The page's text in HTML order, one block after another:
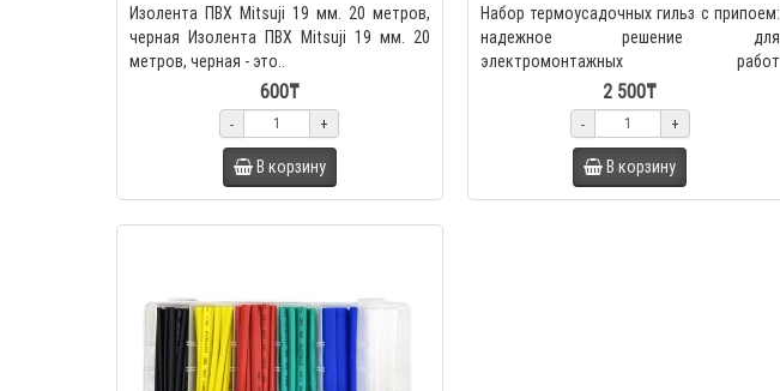
Изолента ПВХ Mitsuji 19 мм. 20 метров,
черная Изолента ПВХ Mitsuji 19 мм. 20
метров, черная - это..
600₸
- +
В корзину
Набор термоусадочных гильз с припоем:
надежное решение для
электромонтажных работ
Термоусадочные ..2 500₸
- +
В корзину